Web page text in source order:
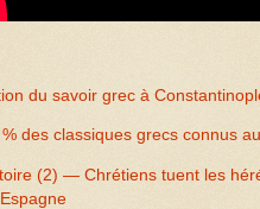
du savoir grec à
des classiques grecs connus
(2) — Chrétiens tuent les